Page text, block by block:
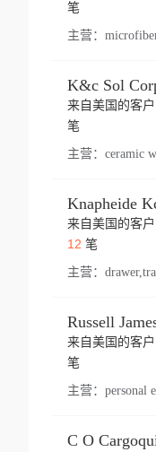
笔
主营：
K&c Sol
来自美国的客
笔
主营： ceramic
来自美国的客
12 笔
主营：
来自美国的客
笔
主营：
C O